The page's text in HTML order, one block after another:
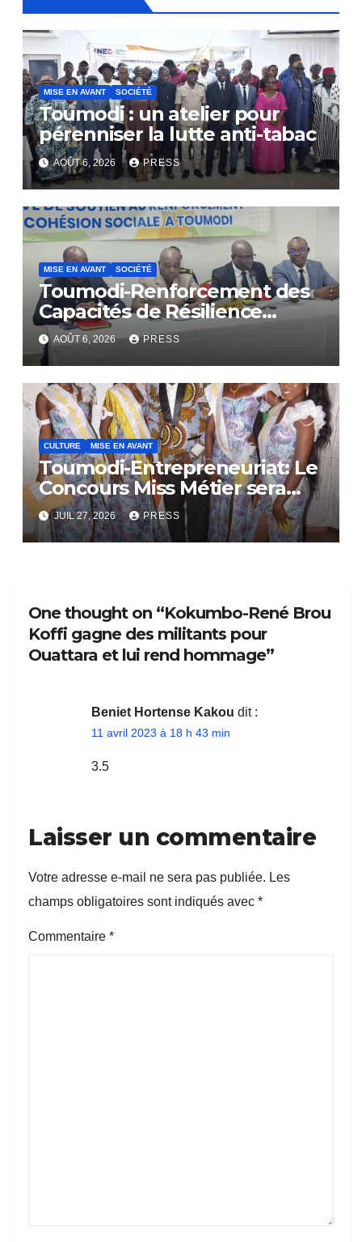
MISE EN AVANT SOCIÉTÉ
Toumodi : un atelier pour
pérenniser la lutte anti-tabac
AOÛT 6, 2026 PRESS
MISE EN AVANT SOCIÉTÉ
Toumodi-Renforcement des
Capacités de Résilience
Communautaire
AOÛT 6, 2026 PRESS
CULTURE MISE EN AVANT
Toumodi-Entrepreneuriat: Le
Concours Miss Métier sera
bientôt lance.
JUIL 27, 2026 PRESS
One thought on “Kokumbo-René Brou
Koffi gagne des militants pour
Ouattara et lui rend hommage”
Beniet Hortense Kakou dit :
11 avril 2023 à 18 h 43 min
3.5
Laisser un commentaire
Votre adresse e-mail ne sera pas publiée. Les
champs obligatoires sont indiqués avec *
Commentaire *